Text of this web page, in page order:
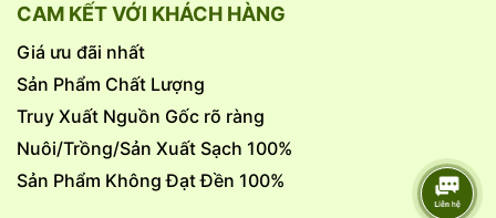
Bảo quản ở ngăn mát tủ lạnh nếu sử dụng ngay
- Quý khách vui lòng đặt hàng trước 1-3 ngày để shop
chuẩn bị. Nhận Ship nội thành Hà Nội từ 5kg trở lên.
- Miễn ship nội thành Hà Nội khi khách đặt hàng từ 10kg trở
lên.
CAM KẾT VỚI KHÁCH HÀNG
Giá ưu đãi nhất
Sản Phẩm Chất Lượng
Truy Xuất Nguồn Gốc rõ ràng
Nuôi/Trồng/Sản Xuất Sạch 100%
Sản Phẩm Không Đạt Đền 100%